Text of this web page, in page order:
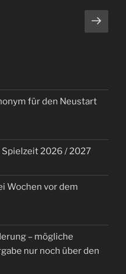
für den Neustart
Spielzeit 2026 / 2027
Wochen vor dem
– mögliche
nur noch über den